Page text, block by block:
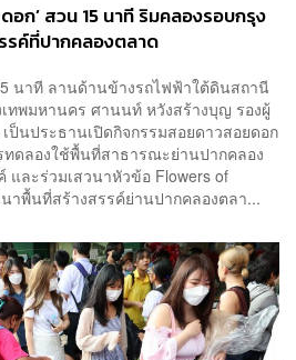
ก’ สวน 15 นาที ริมคลองรอบกรุง
รค์ที่ปากคลองตลาด
นาที ลานด้านข้างรถไฟฟ้าใต้ดินสถานี
ทพมหานคร ศานนท์ หวังสร้างบุญ รองผู้
ป็นประธานเปิดกิจกรรมสอยดาวสอยดอก
ทดลองใช้พื้นที่สาธารณะย่านปากคลอง
และร่วมเสวนาหัวข้อ Flowers of
าพื้นที่สร้างสรรค์ย่านปากคลองตลา...